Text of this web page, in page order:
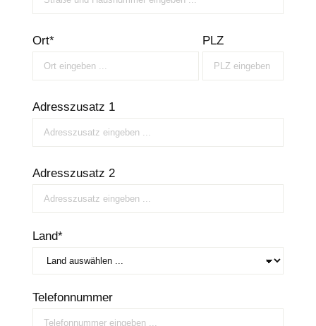
Ort* PLZ
Adresszusatz 1
Adresszusatz 2
Land*
Telefonnummer